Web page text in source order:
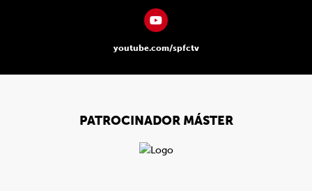
youtube.com/spfctv
PATROCINADOR MÁSTER